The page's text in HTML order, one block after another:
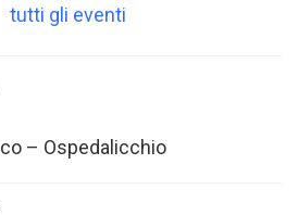
tutti gli eventi
– Ospedalicchio